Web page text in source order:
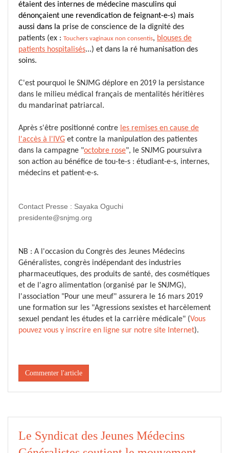
étaient des internes de médecine masculins qui
dénonçaient une revendication de feignant-e-s) mais
aussi dans la prise de conscience de la dignité des
patients (ex : Touchers vaginaux non consentis, blouses de
patients hospitalisés...) et dans la ré humanisation des
soins.
C'est pourquoi le SNJMG déplore en 2019 la persistance
dans le milieu médical français de mentalités héritières
du mandarinat patriarcal.
Après s'être positionné contre les remises en cause de
l'accès à l'IVG et contre la manipulation des patientes
dans la campagne "octobre rose", le SNJMG poursuivra
son action au bénéfice de tou-te-s : étudiant-e-s, internes,
médecins et patient-e-s.
Contact Presse : Sayaka Oguchi
presidente@snjmg.org
NB : A l'occasion du Congrès des Jeunes Médecins
Généralistes, congrès indépendant des industries
pharmaceutiques, des produits de santé, des cosmétiques
et de l'agro alimentation (organisé par le SNJMG),
l'association "Pour une meuf" assurera le 16 mars 2019
une formation sur les "Agressions sexistes et harcèlement
sexuel pendant les études et la carrière médicale" (Vous
pouvez vous y inscrire en ligne sur notre site Internet).
Commenter l'article
Le Syndicat des Jeunes Médecins